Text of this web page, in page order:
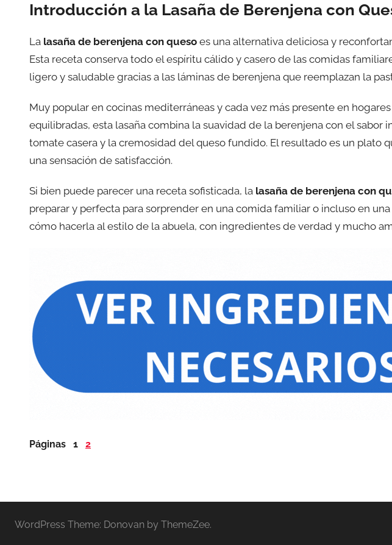
Introducción a la Lasaña de Berenjena con
La lasaña de berenjena con queso es una alternativa deliciosa y
Esta receta conserva todo el espíritu cálido y casero de las comidas
ligero y saludable gracias a las láminas de berenjena que reemplazan la
Muy popular en cocinas mediterráneas y cada vez más presente en
equilibradas, esta lasaña combina la suavidad de la berenjena con el sabor
tomate casera y la cremosidad del queso fundido. El resultado es un plato
una sensación de satisfacción.
Si bien puede parecer una receta sofisticada, la lasaña de berenjena con
preparar y perfecta para sorprender en una comida familiar o incluso en
cómo hacerla al estilo de la abuela, con ingredientes de verdad y mucho
Páginas 1 2
WordPress Theme: Donovan by ThemeZee.